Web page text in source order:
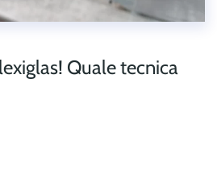
Quale tecnica